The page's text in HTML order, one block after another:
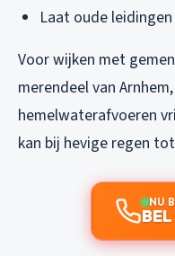
Laat oude
Voor wijken met
merendeel van
hemelwaterafvoeren
kan bij hevige regen
NU